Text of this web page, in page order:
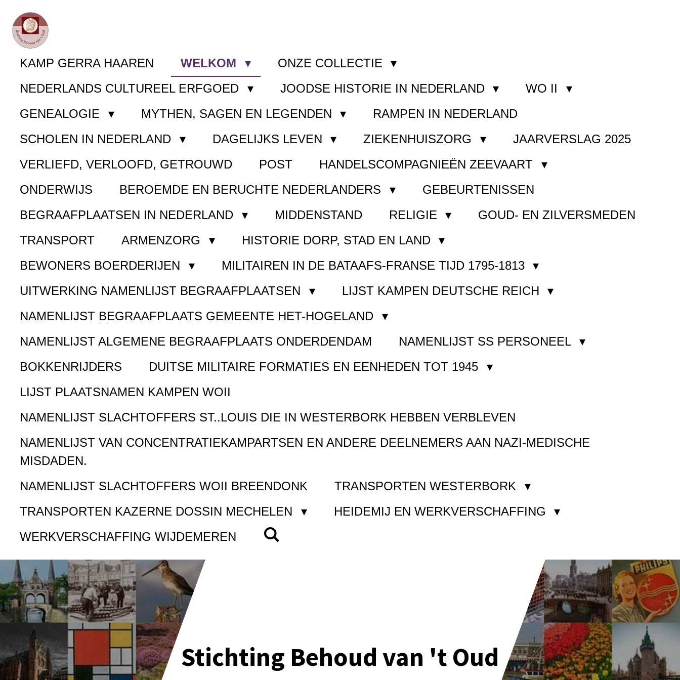
Ga
direct
naar
hoofdinhoud
KAMP GERRA HAAREN WELKOM
ONZE COLLECTIE
NEDERLANDS CULTUREEL ERFGOED
JOODSE HISTORIE IN NEDERLAND
WO II
GENEALOGIE
MYTHEN, SAGEN EN LEGENDEN
RAMPEN IN NEDERLAND
SCHOLEN IN NEDERLAND
DAGELIJKS LEVEN ZIEKENHUISZORG
JAARVERSLAG 2025
VERLIEFD, VERLOOFD, GETROUWD
POST
HANDELSCOMPAGNIEËN ZEEVAART
ONDERWIJS
BEROEMDE EN BERUCHTE NEDERLANDERS
GEBEURTENISSEN
BEGRAAFPLAATSEN IN NEDERLAND
MIDDENSTAND RELIGIE
GOUD- EN ZILVERSMEDEN
TRANSPORT
ARMENZORG
HISTORIE DORP, STAD EN LAND
BEWONERS BOERDERIJEN
MILITAIREN IN DE BATAAFS-FRANSE TIJD 1795-1813
UITWERKING NAMENLIJST BEGRAAFPLAATSEN
LIJST KAMPEN DEUTSCHE REICH
NAMENLIJST BEGRAAFPLAATS GEMEENTE HET-HOGELAND
NAMENLIJST ALGEMENE BEGRAAFPLAATS ONDERDENDAM
NAMENLIJST SS PERSONEEL
BOKKENRIJDERS
DUITSE MILITAIRE FORMATIES EN EENHEDEN TOT 1945
LIJST PLAATSNAMEN KAMPEN WOII
NAMENLIJST SLACHTOFFERS ST..LOUIS DIE IN WESTERBORK HEBBEN VERBLEVEN
NAMENLIJST VAN CONCENTRATIEKAMPARTSEN EN ANDERE DEELNEMERS AAN NAZI-MEDISCHE
MISDADEN.
NAMENLIJST SLACHTOFFERS WOII BREENDONK
TRANSPORTEN WESTERBORK
TRANSPORTEN KAZERNE DOSSIN MECHELEN
HEIDEMIJ EN WERKVERSCHAFFING
WERKVERSCHAFFING WIJDEMEREN
Stichting Behoud van 't Oud